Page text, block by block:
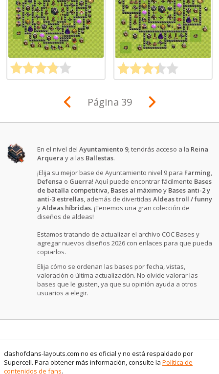
Página 39
En el nivel delAyuntamiento 9, tendrás acceso a la Reina
Arquera y a las Ballestas.
¡Elija su mejor base de Ayuntamiento nivel 9 para Farming,
Defensa o Guerra! Aquí puede encontrar fácilmente Bases
de batalla competitiva, Bases al máximoy Bases anti-2 y
anti-3 estrellas, además de divertidasAldeas troll / funny
yAldeas híbridas. ¡Tenemos una gran colección de
diseños de aldeas!
Estamos tratando de actualizar el archivo COC Bases y
agregar nuevos diseños 2026 con enlaces para que pueda
copiarlos.
Elija cómo se ordenan las bases por fecha, vistas,
valoración o última actualización. No olvide valorar las
bases que le gusten, ya que su opinión ayuda a otros
usuarios a elegir.
clashofclans-layouts.com no es oficial y no está respaldado por
Supercell. Para obtener más información, consulte la Política de
contenidos de fans.